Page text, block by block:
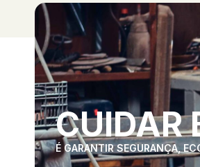
CUIDAR
É GARANTIR SEGURANÇA,